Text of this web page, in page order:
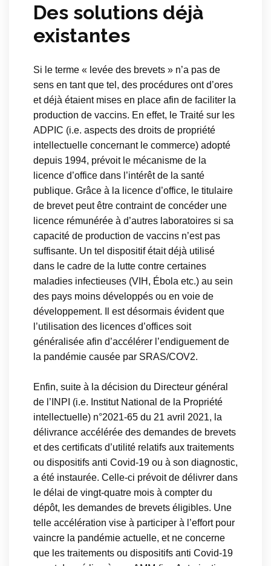
Des solutions déjà
existantes
Si le terme « levée des brevets » n’a pas de
sens en tant que tel, des procédures ont d’ores
et déjà étaient mises en place afin de faciliter la
production de vaccins. En effet, le Traité sur les
ADPIC (i.e. aspects des droits de propriété
intellectuelle concernant le commerce) adopté
depuis 1994, prévoit le mécanisme de la
licence d’office dans l’intérêt de la santé
publique. Grâce à la licence d’office, le titulaire
de brevet peut être contraint de concéder une
licence rémunérée à d’autres laboratoires si sa
capacité de production de vaccins n’est pas
suffisante. Un tel dispositif était déjà utilisé
dans le cadre de la lutte contre certaines
maladies infectieuses (VIH, Ébola etc.) au sein
des pays moins développés ou en voie de
développement. Il est désormais évident que
l’utilisation des licences d’offices soit
généralisée afin d’accélérer l’endiguement de
la pandémie causée par SRAS/COV2.
Enfin, suite à la décision du Directeur général
de l’INPI (i.e. Institut National de la Propriété
intellectuelle) n°2021-65 du 21 avril 2021, la
délivrance accélérée des demandes de brevets
et des certificats d’utilité relatifs aux traitements
ou dispositifs anti Covid-19 ou à son diagnostic,
a été instaurée. Celle-ci prévoit de délivrer dans
le délai de vingt-quatre mois à compter du
dépôt, les demandes de brevets éligibles. Une
telle accélération vise à participer à l’effort pour
vaincre la pandémie actuelle, et ne concerne
que les traitements ou dispositifs anti Covid-19